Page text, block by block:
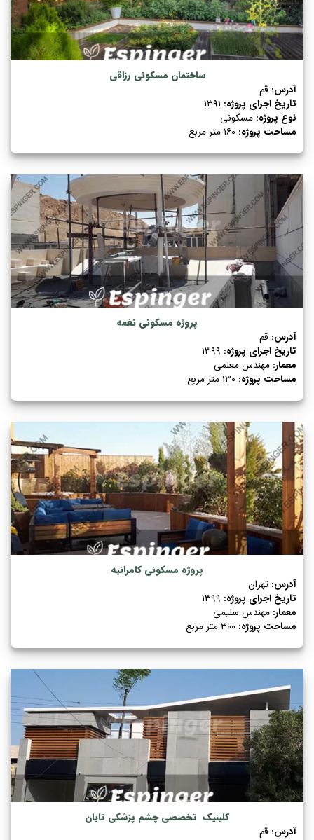
ساختمان مسکونی رزاقی
آدرس: قم
تاریخ اجرای پروژه:
نوع پروژه: مسکونی
مساحت پروژه:
پروژه مسکونی نغمه
آدرس: قم
تاریخ اجرای پروژه:
معمار: مهندس معلمی
مساحت پروژه:
پروژه مسکونی کامرانیه
آدرس: تهران
تاریخ اجرای پروژه:
معمار: مهندس سلیمی
مساحت پروژه:
کلینیک تخصصی چشم پزشکی تابان
آدرس: قم